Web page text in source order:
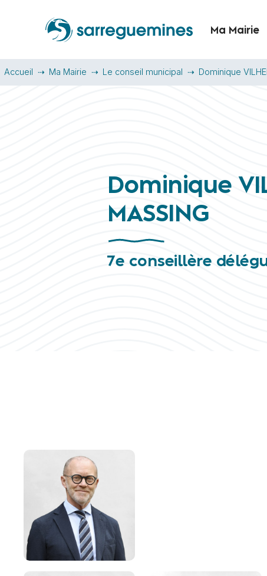
Ma Mairie
Accueil Ma Mairie Le conseil municipal Dominique
Dominique
MASSING
7e conseillère